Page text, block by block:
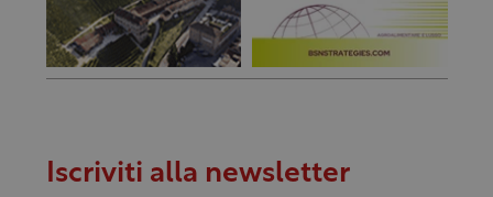
Iscriviti alla newsletter